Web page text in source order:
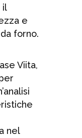
il
e
forno.
Viita,
nel